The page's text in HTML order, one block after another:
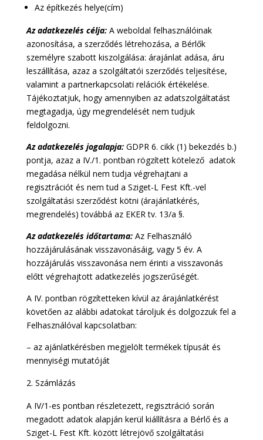
Az építkezés helye(cím)
Az adatkezelés célja:A weboldal felhasználóinak
azonosítása, a szerződés létrehozása, a Bérlők
személyre szabott kiszolgálása: árajánlat adása, áru
leszállítása, azaz a szolgáltatói szerződés teljesítése,
valamint a partnerkapcsolati relációk értékelése.
Tájékoztatjuk, hogy amennyiben az adatszolgáltatást
megtagadja, úgy megrendelését nem tudjuk
feldolgozni.
Az adatkezelés jogalapja:GDPR 6. cikk (1) bekezdés b.)
pontja, azaz a IV./1. pontban rögzített kötelező adatok
megadása nélkül nem tudja végrehajtani a
regisztrációt és nem tud a Sziget-L Fest Kft.-vel
szolgáltatási szerződést kötni (árajánlatkérés,
megrendelés) továbbá az EKER tv. 13/a §.
Az adatkezelés időtartama:Az Felhasználó
hozzájárulásának visszavonásáig, vagy 5 év. A
hozzájárulás visszavonása nem érinti a visszavonás
előtt végrehajtott adatkezelés jogszerűségét.
A IV. pontban rögzítetteken kívül az árajánlatkérést
követően az alábbi adatokat tároljuk és dolgozzuk fel a
Felhasználóval kapcsolatban:
– az ajánlatkérésben megjelölt termékek típusát és
mennyiségi mutatóját
Számlázás
A IV/1-es pontban részletezett, regisztráció során
megadott adatok alapján kerül kiállításra a Bérlő és a
Sziget-L Fest Kft. között létrejövő szolgáltatási